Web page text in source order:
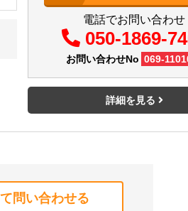
電話でお問い合わせ
050-1869-
お問い合わせNo 069-
詳細を見る
問い合わせる